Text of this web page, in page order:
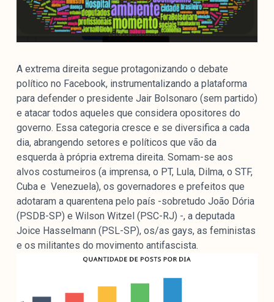
no Instituto de Estudos Sociais e Políticos (IESP) da
Universidade do Estado do Rio de Janeiro (UERJ). O
Manchetômetro não tem filiação com partidos ou grupos
Parceria
A extrema direita segue protagonizando o debate
político no Facebook, instrumentalizando a plataforma
para defender o presidente Jair Bolsonaro (sem partido)
e atacar todos aqueles que considera opositores do
governo. Essa categoria cresce e se diversifica a cada
dia, abrangendo setores e políticos que vão da
esquerda à própria extrema direita. Somam-se aos
alvos costumeiros (a imprensa, o PT, Lula, Dilma, o STF,
Cuba e Venezuela), os governadores e prefeitos que
adotaram a quarentena pelo país -sobretudo João Dória
(PSDB-SP) e Wilson Witzel (PSC-RJ) -, a deputada
Joice Hasselmann (PSL-SP), os/as gays, as feministas
e os militantes do movimento antifascista.